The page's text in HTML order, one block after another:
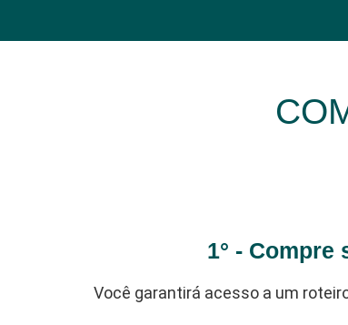
1° - Compre
Você garantirá acesso a um